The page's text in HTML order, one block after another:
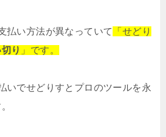
払い方法が異なっていて
「せどり
り 」です。
いでせどりすとプロのツールを永